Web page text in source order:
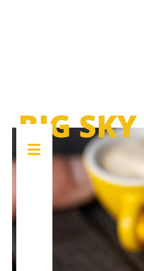
BIG SKY